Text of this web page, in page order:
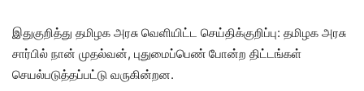
இதுகுறித்து தமிழக அரசு வெளியிட்ட செய்திக்குறிப்பு: தமிழக அரசு
சார்பில் நான் முதல்வன், புதுமைப்பெண் போன்ற திட்டங்கள்
செயல்படுத்தப்பட்டு வருகின்றன.